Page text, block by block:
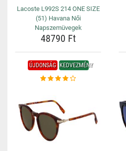
Lacoste L992S 214 ONE SIZE
(51) Havana Női
Napszemüvegek
48790 Ft
ÚJDONSÁG KEDVEZMÉNY